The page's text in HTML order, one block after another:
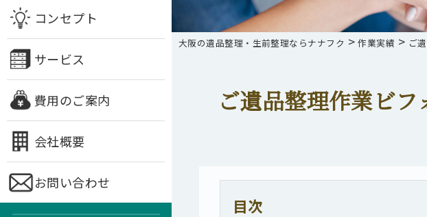
コンセプト
サービス
費用のご案内
会社概要
お問い合わせ
大阪の遺品整理・生前整理ならナナフク >作業実績 > ご
ご遺品整理作業ビフ
目次